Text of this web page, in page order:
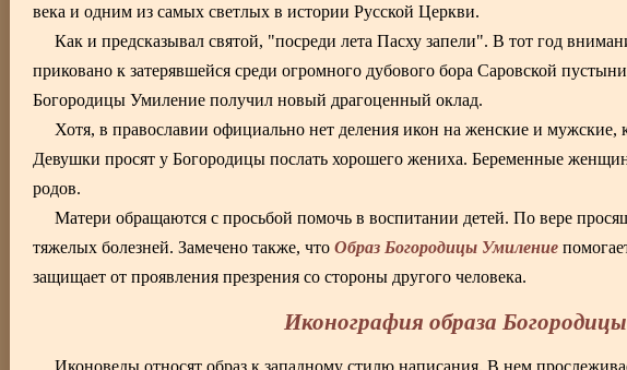
века и одним из самых светлых в истории Русской Церкви.
Как и предсказывал святой, "посреди лета Пасху запели". В тот год
приковано к затерявшейся среди огромного дубового бора Саровской
Богородицы Умиление получил новый драгоценный оклад.
Хотя, в православии официально нет деления икон на женские и
Девушки просят у Богородицы послать хорошего жениха. Беременные
родов.
Матери обращаются с просьбой помочь в воспитании детей. По вере
тяжелых болезней. Замечено также, что Образ Богородицы Умиление
защищает от проявления презрения со стороны другого человека.
Иконография образа